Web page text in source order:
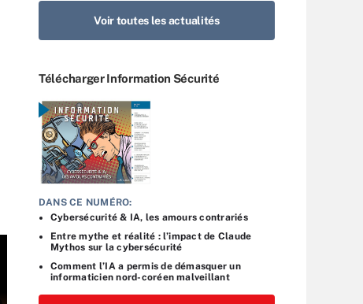
Voir toutes les actualités
Télécharger Information Sécurité
DANS CE NUMÉRO:
Cybersécurité & IA, les amours contrariés
Entre mythe et réalité : l’impact de Claude
Mythos sur la cybersécurité
Comment l’IA a permis de démasquer un
informaticien nord-coréen malveillant